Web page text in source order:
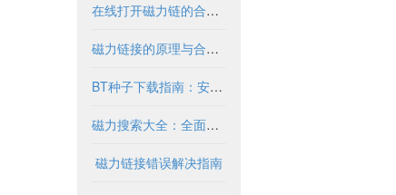
在线打开磁力链的合法使用指南
磁力链接的原理与合法使用指南
BT种子下载指南：安全合法获取资源方法
磁力搜索大全：全面指南与实用技巧
磁力链接错误解决指南